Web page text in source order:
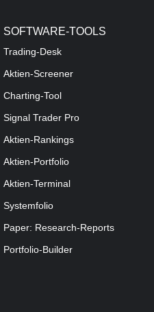
SOFTWARE-TOOLS
Trading-Desk
Aktien-Screener
Charting-Tool
Signal Trader Pro
Aktien-Rankings
Aktien-Portfolio
Aktien-Terminal
Systemfolio
Paper: Research-Reports
Portfolio-Builder